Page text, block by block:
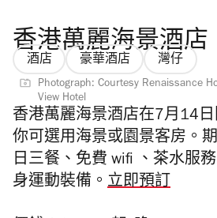
香港萬麗海景酒店
酒店 豪華酒店 灣仔
Photograph: Courtesy Renaissance
View Hotel
香港萬麗海景酒店在7月14日
你可選用海景或園景客房。
日三餐、免費 wifi 、茶水服
身運動裝備。 立即預訂